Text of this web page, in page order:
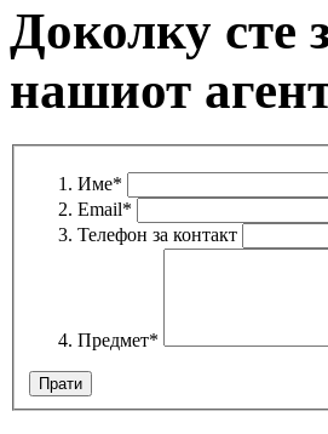
Доколку сте
нашиот
Име*
Email*
Телефон за контакт
Предмет*